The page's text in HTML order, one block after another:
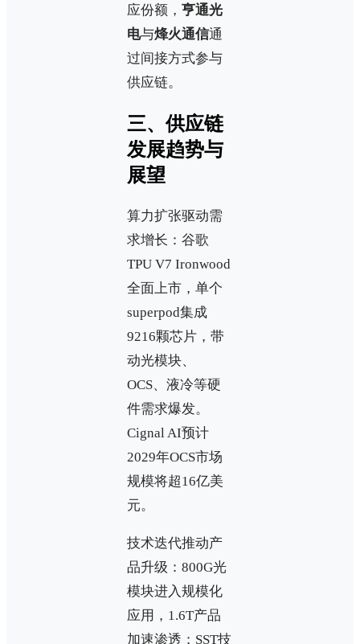
应份额， 亨通光
电与烽火通信通
过间接方式参与
供应链。
三、供应链
发展趋势与
展望
算力扩张驱动需
求增长：谷歌
TPU V7 Ironwood
全面上市，单个
superpod集成
9216颗芯片，带
动光模块、
OCS、液冷等硬
件需求爆发。
Cignal AI预计
2029年OCS市场
规模将超16亿美
元。
技术迭代推动产
品升级：800G光
模块进入规模化
应用，1.6T产品
加速渗透；SST技